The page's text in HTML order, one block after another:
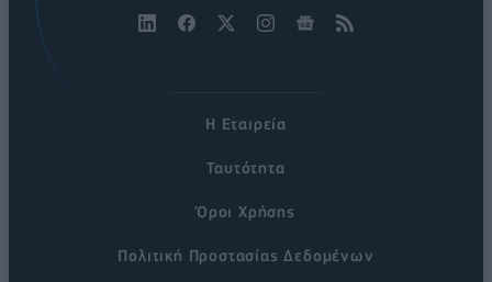
Η Εταιρεία
Ταυτότητα
Όροι Χρήσης
Πολιτική Προστασίας Δεδομένων